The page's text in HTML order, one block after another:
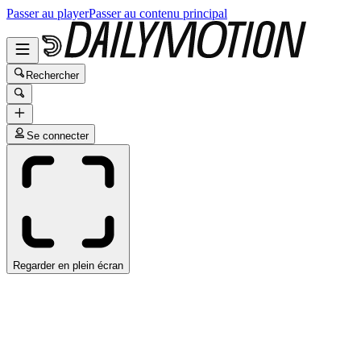
Passer au playerPasser au contenu principal
Rechercher
Se connecter
Regarder en plein écran